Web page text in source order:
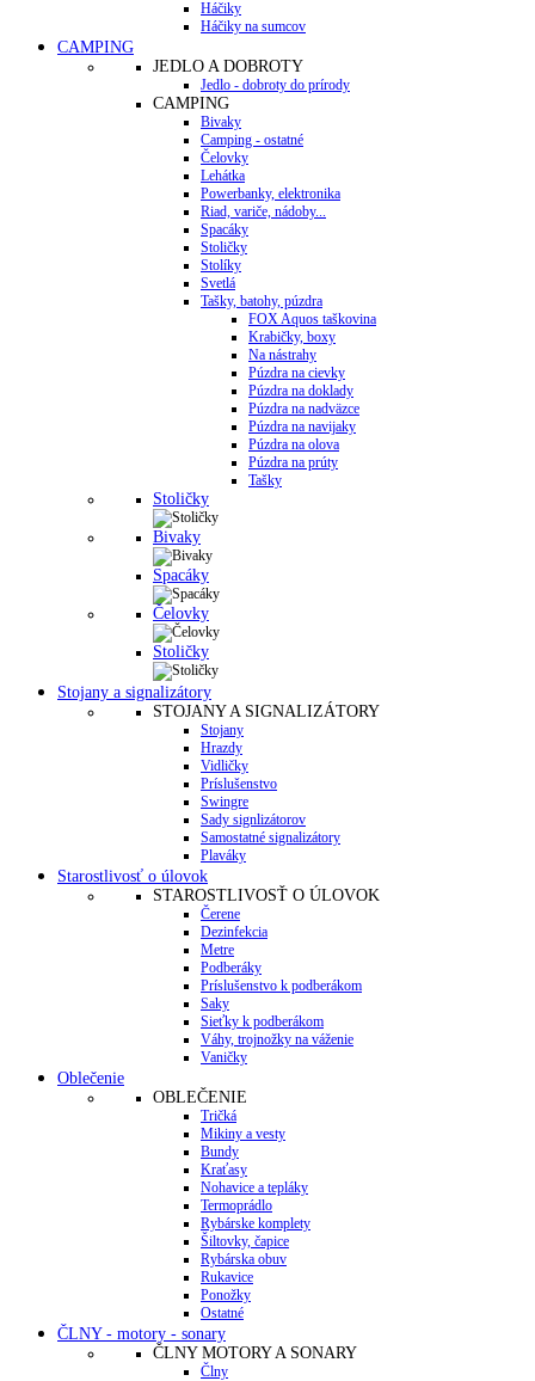
Háčiky
Háčiky na sumcov
CAMPING
JEDLO A DOBROTY
Jedlo - dobroty do prírody
CAMPING
Bivaky
Camping - ostatné
Čelovky
Lehátka
Powerbanky, elektronika
Riad, variče, nádoby...
Spacáky
Stoličky
Stolíky
Svetlá
Tašky, batohy, púzdra
FOX Aquos taškovina
Krabičky, boxy
Na nástrahy
Púzdra na cievky
Púzdra na doklady
Púzdra na nadväzce
Púzdra na navijaky
Púzdra na olova
Púzdra na prúty
Tašky
Stoličky
Bivaky
Spacáky
Čelovky
Stoličky
Stojany a signalizátory
STOJANY A SIGNALIZÁTORY
Stojany
Hrazdy
Vidličky
Príslušenstvo
Swingre
Sady signlizátorov
Samostatné signalizátory
Plaváky
Starostlivosť o úlovok
STAROSTLIVOSŤ O ÚLOVOK
Čerene
Dezinfekcia
Metre
Podberáky
Príslušenstvo k podberákom
Saky
Sieťky k podberákom
Váhy, trojnožky na váženie
Vaničky
Oblečenie
OBLEČENIE
Tričká
Mikiny a vesty
Bundy
Kraťasy
Nohavice a tepláky
Termoprádlo
Rybárske komplety
Šiltovky, čapice
Rybárska obuv
Rukavice
Ponožky
Ostatné
ČLNY - motory - sonary
ČLNY MOTORY A SONARY
Člny